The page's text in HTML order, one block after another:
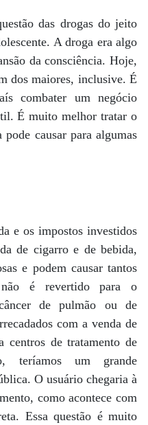
das drogas do jeito
A droga era algo
da consciência. Hoje,
dos maiores, inclusive. É
combater um negócio
É muito melhor tratar o
causar para algumas
e os impostos investidos
de cigarro e de bebida,
e podem causar tantos
é revertido para o
de pulmão ou de
com a venda de
centros de tratamento de
teríamos um grande
O usuário chegaria à
como acontece com
Essa questão é muito